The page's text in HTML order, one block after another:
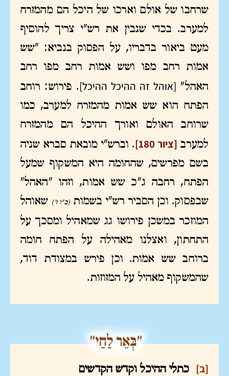
שרחבו של אולם וארכו של היכל הם מהמזרח
למערב. בכדי שנבין את רש"י צריך להוסיף
מעט ביאור בדבריו, על הפסוק בנביא: "שש
אמות רחב מפו ושש אמות רחב מפו רחב
האהל" [אוהל זה ההיכל ההיכל]. פירוש: רוחב
הפתח הוא שש אמות מהמזרח למערב, כמו
שרוחב האולם ואורך ההיכל הם מהמזרח
למערב [ציור 180]
. וברש"י מובאת סברא שניה
בשם מפרשים, שהחומה היא המשקוף שמעל
הפתח, רחבה ג"כ שש אמות, וזהו "האהל"
שבפסוק. וכן הסביר רש"י בשמות(כ"ו ז') שאוהל
המוזכר במשכן פירושו גג שמאהיל ומסכך על
התחתון, ואצלנו מאהילה על הפתח חומה
ברוחב שש אמות. וכן פירש במצודת דוד,
שהמשקוף מאהיל על המזוזות.
[ב] כתלי ההיכל וקדש הקדשים